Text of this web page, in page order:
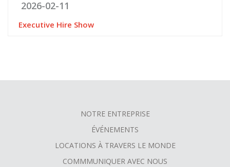
2026-02-11
Executive Hire Show
MENU
NOTRE ENTREPRISE
ÉVÉNEMENTS
LOCATIONS À TRAVERS LE MONDE
COMMMUNIQUER AVEC NOUS